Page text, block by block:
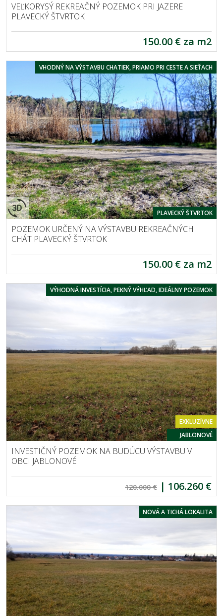
VEĽKORYSÝ REKREAČNÝ POZEMOK PRI JAZERE
PLAVECKÝ ŠTVRTOK
150.00 € za m2
VHODNÝ NA VÝSTAVBU CHATIEK, PRIAMO PRI CESTE A SIEŤACH
PLAVECKÝ ŠTVRTOK
POZEMOK URČENÝ NA VÝSTAVBU REKREAČNÝCH
CHÁT PLAVECKÝ ŠTVRTOK
150.00 € za m2
VÝHODNÁ INVESTÍCIA, PEKNÝ VÝHĽAD, IDEÁLNY POZEMOK
EXKLUZÍVNE
JABLONOVÉ
INVESTIČNÝ POZEMOK NA BUDÚCU VÝSTAVBU V
OBCI JABLONOVÉ
120.000 € | 106.260 €
NOVÁ A TICHÁ LOKALITA